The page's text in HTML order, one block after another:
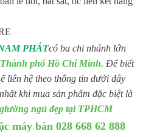
PHÁTcó ba chi nhánh lớn
Thành phố Hồ Chí Minh. Để biết
liên hệ theo thông tin dưới đây
khi mua sản phẩm đặc biệt là
giường ngủ đẹp tại TPHCM
máy bàn 028 668 62 888